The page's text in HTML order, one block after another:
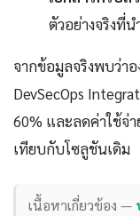
ตัวอย่างจริงที่
จากข้อมูลจริงพบว่าอ
DevSecOps
60% และลดค่าใช้จ่
เทียบกับโซลูชันเดิม
เนื้อหาเกี่ยวข้อง —